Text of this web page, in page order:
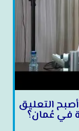
التعليق
في عُمان؟